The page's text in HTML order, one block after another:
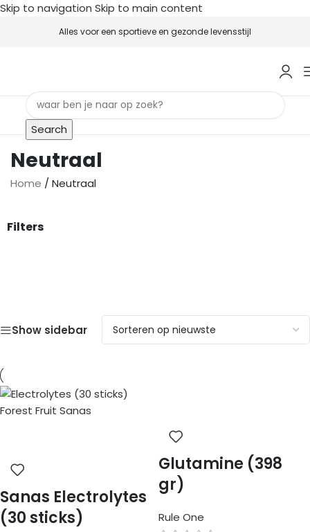
Skip to navigation Skip to main content
Alles voor een sportieve en gezonde levensstijl
Search
Neutraal
Home / Neutraal
Filters
Show sidebar
Sanas Electrolytes
(30 sticks)
Glutamine (398
gr)
Rule One